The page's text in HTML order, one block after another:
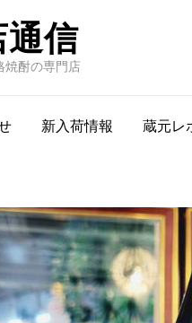
信
焼酎の専門店
新入荷情報 蔵元レ